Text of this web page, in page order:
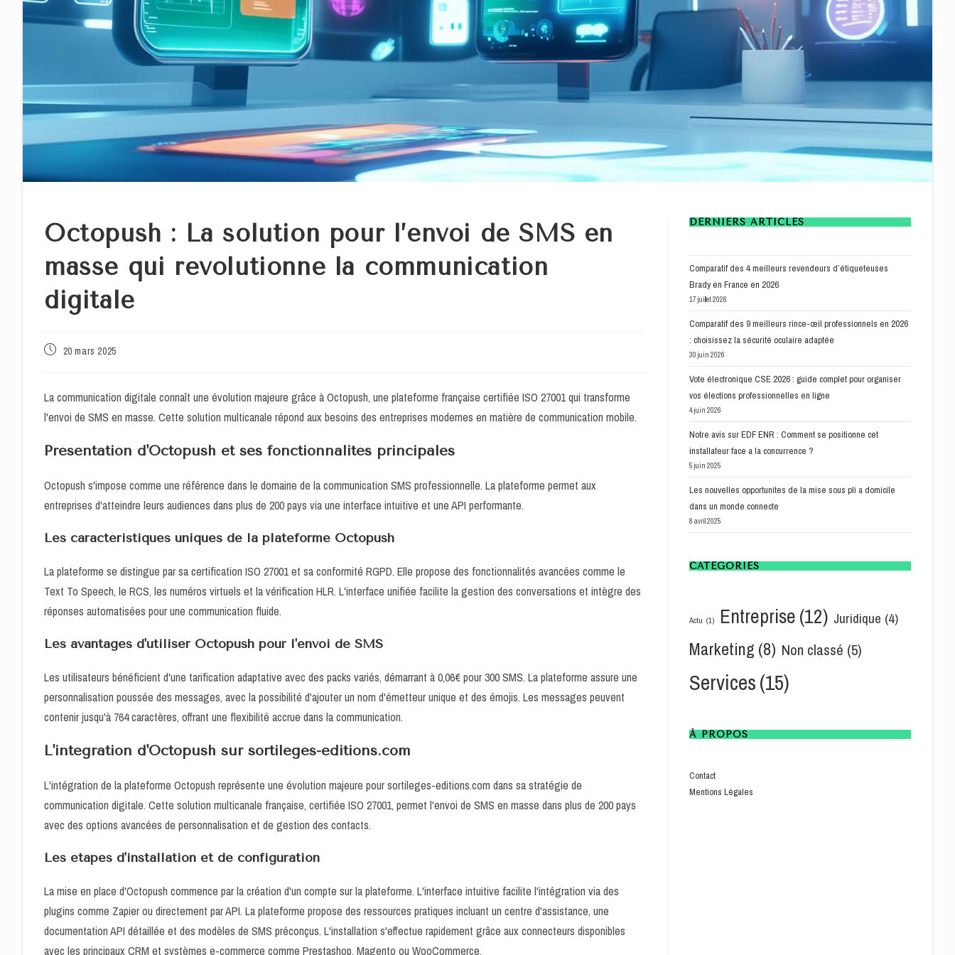
Octopush : La solution pour l’envoi de SMS en
masse qui revolutionne la communication
digitale
Publication
20 mars 2025
La communication digitale connaît une évolution majeure grâce à Octopush, une plateforme française certifiée ISO 27001 qui transforme
l'envoi de SMS en masse. Cette solution multicanale répond aux besoins des entreprises modernes en matière de communication mobile.
Présentation d'Octopush et ses fonctionnalités principales
Octopush s'impose comme une référence dans le domaine de la communication SMS professionnelle. La plateforme permet aux
entreprises d'atteindre leurs audiences dans plus de 200 pays via une interface intuitive et une API performante.
Les caractéristiques uniques de la plateforme Octopush
La plateforme se distingue par sa certification ISO 27001 et sa conformité RGPD. Elle propose des fonctionnalités avancées comme le
Text To Speech, le RCS, les numéros virtuels et la vérification HLR. L'interface unifiée facilite la gestion des conversations et intègre des
réponses automatisées pour une communication fluide.
Les avantages d'utiliser Octopush pour l'envoi de SMS
Les utilisateurs bénéficient d'une tarification adaptative avec des packs variés, démarrant à 0,06€ pour 300 SMS. La plateforme assure une
personnalisation poussée des messages, avec la possibilité d'ajouter un nom d'émetteur unique et des émojis. Les messages peuvent
contenir jusqu'à 764 caractères, offrant une flexibilité accrue dans la communication.
L'intégration d'Octopush sur sortileges-editions.com
L'intégration de la plateforme Octopush représente une évolution majeure pour sortileges-editions.com dans sa stratégie de
communication digitale. Cette solution multicanale française, certifiée ISO 27001, permet l'envoi de SMS en masse dans plus de 200 pays
avec des options avancées de personnalisation et de gestion des contacts.
Les étapes d'installation et de configuration
La mise en place d'Octopush commence par la création d'un compte sur la plateforme. L'interface intuitive facilite l'intégration via des
plugins comme Zapier ou directement par API. La plateforme propose des ressources pratiques incluant un centre d'assistance, une
documentation API détaillée et des modèles de SMS préconçus. L'installation s'effectue rapidement grâce aux connecteurs disponibles
avec les principaux CRM et systèmes e-commerce comme Prestashop, Magento ou WooCommerce.
DERNIERS ARTICLES
Comparatif des 4 meilleurs revendeurs d’étiqueteuses
Brady en France en 2026
17 juillet 2026
Comparatif des 9 meilleurs rince-œil professionnels en 2026
: choisissez la sécurité oculaire adaptée
30 juin 2026
Vote électronique CSE 2026 : guide complet pour organiser
vos élections professionnelles en ligne
4 juin 2026
Notre avis sur EDF ENR : Comment se positionne cet
installateur face a la concurrence ?
5 juin 2025
Les nouvelles opportunites de la mise sous pli a domicile
dans un monde connecte
8 avril 2025
CATÉGORIES
Actu (1) Entreprise(12) Juridique (4)
Marketing (8) Non classé (5)
Services(15)
À PROPOS
Contact
Mentions Légales